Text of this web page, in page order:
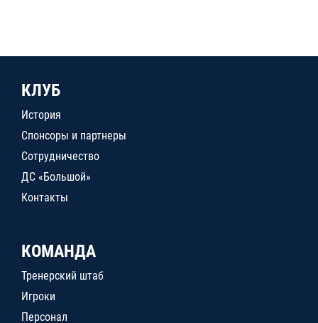
КЛУБ
История
Спонсоры и партнеры
Сотрудничество
ДС «Большой»
Контакты
КОМАНДА
Тренерский штаб
Игроки
Персонал